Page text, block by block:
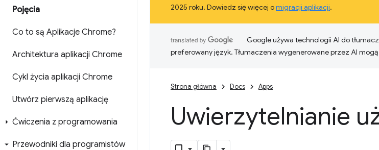
Pojęcia
Co to są Aplikacje Chrome?
Architektura aplikacji Chrome
Cykl życia aplikacji Chrome
Utwórz pierwszą aplikację
Ćwiczenia z programowania
Przewodniki dla programistów
2025 roku. Dowiedz się więcej omigracji aplikacji.
Google używa technologii AI do
preferowany język. Tłumaczenia wygenerowane przez AI mogą
Strona główna Docs Apps
Uwierzytelnianie